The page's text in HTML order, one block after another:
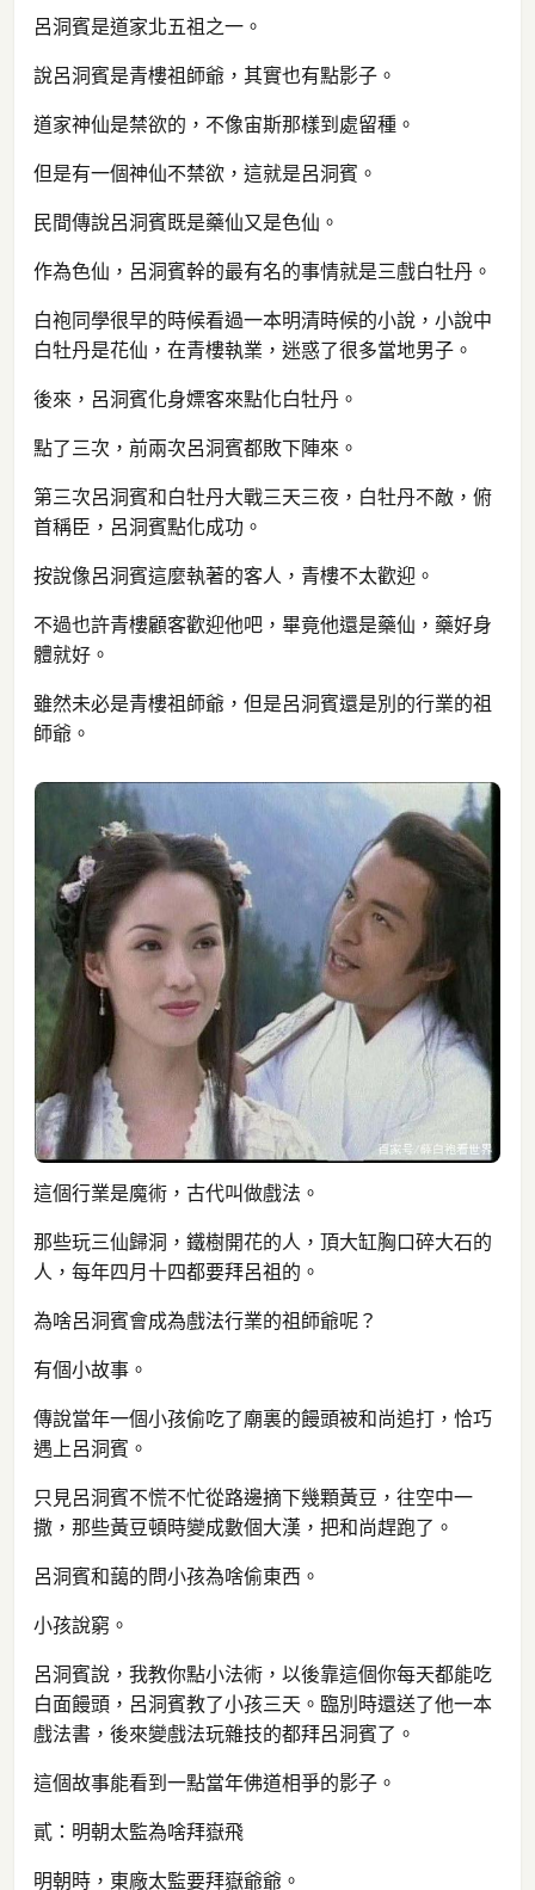
呂洞賓是道家北五祖之一。
說呂洞賓是青樓祖師爺，其實也有點影子。
道家神仙是禁欲的，不像宙斯那樣到處留種。
但是有一個神仙不禁欲，這就是呂洞賓。
民間傳說呂洞賓既是藥仙又是色仙。
作為色仙，呂洞賓幹的最有名的事情就是三戲白牡丹。
白袍同學很早的時候看過一本明清時候的小說，小說中
白牡丹是花仙，在青樓執業，迷惑了很多當地男子。
後來，呂洞賓化身嫖客來點化白牡丹。
點了三次，前兩次呂洞賓都敗下陣來。
第三次呂洞賓和白牡丹大戰三天三夜，白牡丹不敵，俯
首稱臣，呂洞賓點化成功。
按說像呂洞賓這麼執著的客人，青樓不太歡迎。
不過也許青樓顧客歡迎他吧，畢竟他還是藥仙，藥好身
體就好。
雖然未必是青樓祖師爺，但是呂洞賓還是別的行業的祖
師爺。
這個行業是魔術，古代叫做戲法。
那些玩三仙歸洞，鐵樹開花的人，頂大缸胸口碎大石的
人，每年四月十四都要拜呂祖的。
為啥呂洞賓會成為戲法行業的祖師爺呢？
有個小故事。
傳說當年一個小孩偷吃了廟裏的饅頭被和尚追打，恰巧
遇上呂洞賓。
只見呂洞賓不慌不忙從路邊摘下幾顆黃豆，往空中一
撒，那些黃豆頓時變成數個大漢，把和尚趕跑了。
呂洞賓和藹的問小孩為啥偷東西。
小孩說窮。
呂洞賓說，我教你點小法術，以後靠這個你每天都能吃
白面饅頭，呂洞賓教了小孩三天。臨別時還送了他一本
戲法書，後來變戲法玩雜技的都拜呂洞賓了。
這個故事能看到一點當年佛道相爭的影子。
貳：明朝太監為啥拜嶽飛
明朝時，東廠太監要拜嶽爺爺。